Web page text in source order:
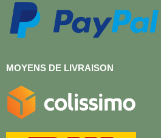
MOYENS DE LIVRAISON